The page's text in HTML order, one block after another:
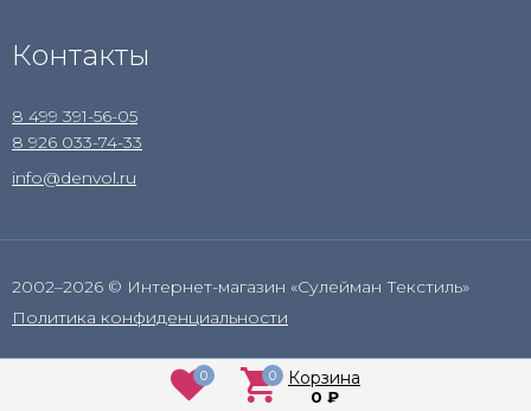
Контакты
8 499 391-56-05
8 926 033-74-33
info@denvol.ru
2002–2026 © Интернет-магазин «Сулейман Текстиль»
Политика конфиденциальности
0 0 Корзина
0 ₽